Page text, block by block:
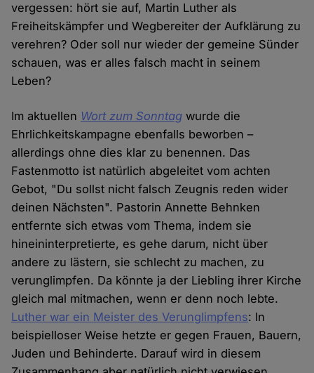
vergessen: hört sie auf, Martin Luther als
Freiheitskämpfer und Wegbereiter der Aufklärung zu
verehren? Oder soll nur wieder der gemeine Sünder
schauen, was er alles falsch macht in seinem
Leben?
Im aktuellen Wort zum Sonntag wurde die
Ehrlichkeitskampagne ebenfalls beworben –
allerdings ohne dies klar zu benennen. Das
Fastenmotto ist natürlich abgeleitet vom achten
Gebot, "Du sollst nicht falsch Zeugnis reden wider
deinen Nächsten". Pastorin Annette Behnken
entfernte sich etwas vom Thema, indem sie
hineininterpretierte, es gehe darum, nicht über
andere zu lästern, sie schlecht zu machen, zu
verunglimpfen. Da könnte ja der Liebling ihrer Kirche
gleich mal mitmachen, wenn er denn noch lebte.
Luther war ein Meister des Verunglimpfens: In
beispielloser Weise hetzte er gegen Frauen, Bauern,
Juden und Behinderte. Darauf wird in diesem